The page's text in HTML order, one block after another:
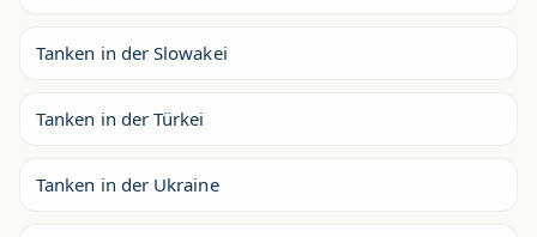
Tanken in der Slowakei
Tanken in der Türkei
Tanken in der Ukraine